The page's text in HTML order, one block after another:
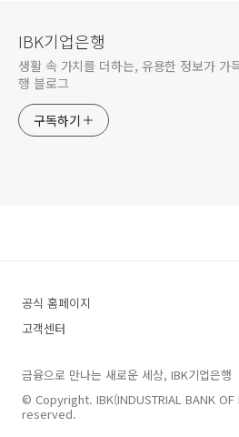
IBK기업은행
생활 속 가치를 더하는, 유용한 정보가 가
행 블로그
구독하기
공식 홈페이지
고객센터
금융으로 만나는 새로운 세상, IBK기업은행
© Copyright. IBK(INDUSTRIAL BANK
reserved.